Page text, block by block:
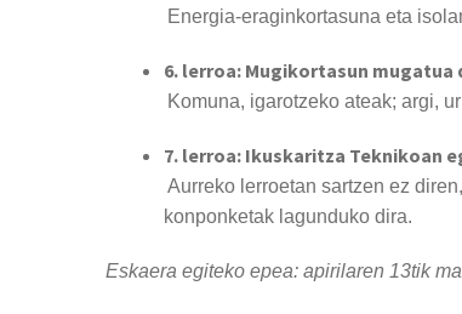
Energia-eraginkortasuna eta
6. lerroa: Mugikortasun
Komuna, igarotzeko ateak; argi,
7. lerroa: Ikuskaritza Teknikoan
Aurreko lerroetan sartzen ez
konponketak lagunduko dira.
Eskaera egiteko epea: apirilaren 13tik